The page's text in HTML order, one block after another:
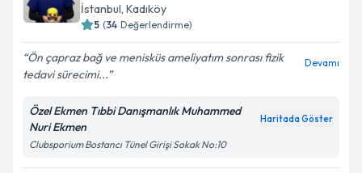
İstanbul, Kadıköy
5 (34 Değerlendirme)
Ön çapraz bağ ve menisküs ameliyatım sonrası fizik
tedavi sürecimi...
Devamı
Özel Ekmen Tıbbi Danışmanlık Muhammed
Nuri Ekmen
Haritada Göster
Clubsporium Bostancı Tünel Girişi Sokak No:10